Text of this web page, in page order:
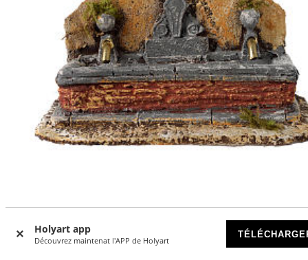
Holyart app
Découvrez maintenat l'APP de Holyart
Fontaine résine deux jets crèche 13x21x14 cm
DISPONIBLE